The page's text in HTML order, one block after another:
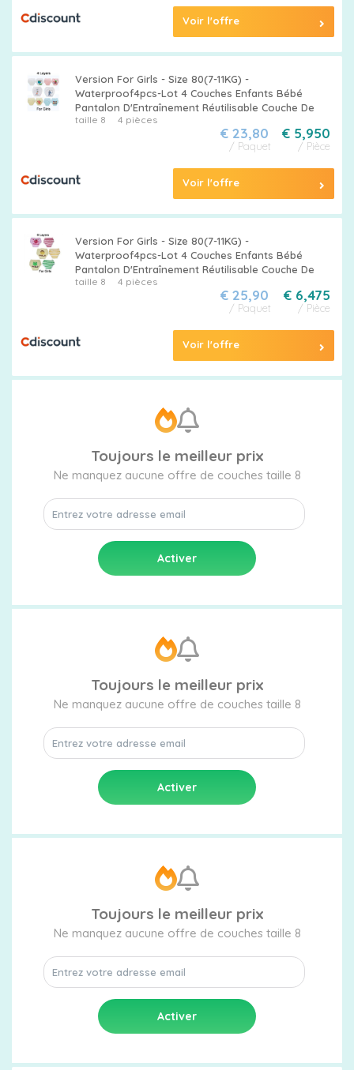
Voir l'offre
Version For Girls - Size 80(7-11KG) -
Waterproof4pcs-Lot 4 Couches Enfants Bébé
Pantalon D'Entraînement Réutilisable Couche De
taille 8 4 pièces
€ 5,950
/ Pièce
€ 23,80
/ Paquet
Voir l'offre
Version For Girls - Size 80(7-11KG) -
Waterproof4pcs-Lot 4 Couches Enfants Bébé
Pantalon D'Entraînement Réutilisable Couche De
taille 8 4 pièces
€ 6,475
/ Pièce
€ 25,90
/ Paquet
Voir l'offre
Toujours le meilleur prix
Ne manquez aucune offre de couches taille 8
Toujours le meilleur prix
Ne manquez aucune offre de couches taille 8
Toujours le meilleur prix
Ne manquez aucune offre de couches taille 8